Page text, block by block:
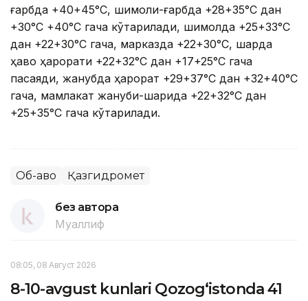
ғарбда +40+45°С, шимоли-ғарбда +28+35°С дан
+30°С +40°С гача кўтарилади, шимолда +25+33°С
дан +22+30°С гача, марказда +22+30°С, шарқда
ҳаво ҳарорати +22+32°С дан +17+25°С гача
пасаяди, жанубда ҳарорат +29+37°С дан +32+40°С
гача, мамлакат жануби-шарқида +22+32°С дан
+25+35°С гача кўтарилади.
Об-ҳаво Қазгидромет
без автора
Муаллиф
08:05, 08 Август 2026
8-10-avgust kunlari Qozog‘istonda 41